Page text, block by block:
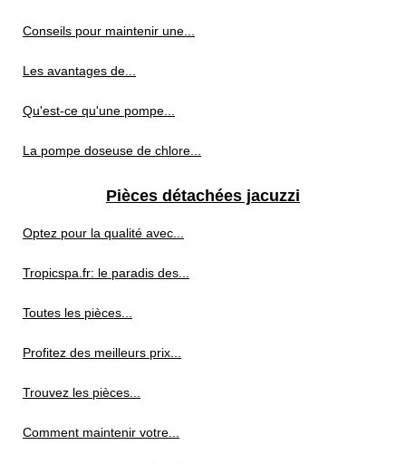
Conseils pour maintenir une...
Les avantages de...
Qu'est-ce qu'une pompe...
La pompe doseuse de chlore...
Pièces détachées jacuzzi
Optez pour la qualité avec...
Tropicspa.fr: le paradis des...
Toutes les pièces...
Profitez des meilleurs prix...
Trouvez les pièces...
Comment maintenir votre...